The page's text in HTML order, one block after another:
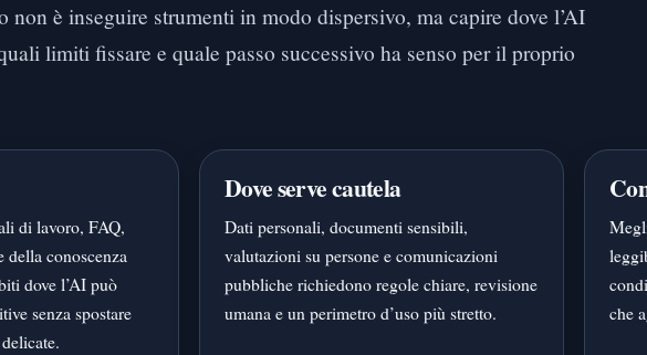
non è inseguire strumenti in modo dispersivo, ma capire dove l’AI
limiti fissare e quale passo successivo ha senso per il proprio
di lavoro, FAQ,
della conoscenza
dove l’AI può
senza spostare
Dove serve cautela
Dati personali, documenti sensibili,
valutazioni su persone e comunicazioni
pubbliche richiedono regole chiare, revisione
umana e un perimetro d’uso più stretto.
che